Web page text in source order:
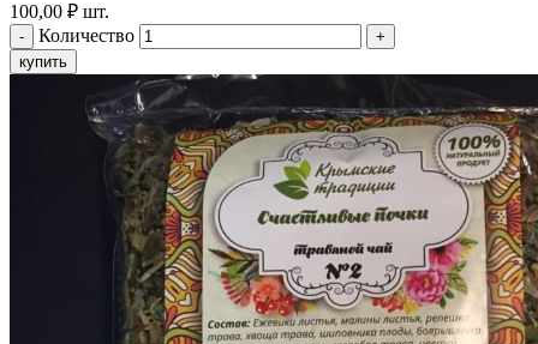
100,00 ₽ шт.
Количество
купить